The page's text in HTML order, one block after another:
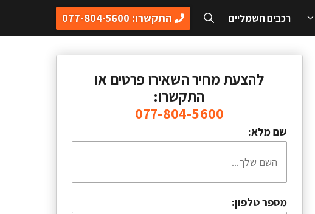
רכבים חשמליים התקשרו: 077-804-5600
להצעת מחיר השאירו פרטים או
התקשרו:
077-804-5600
שם מלא:
מספר טלפון: